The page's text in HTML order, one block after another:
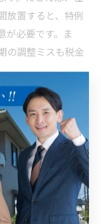
放置すると、特例
が必要です。ま
の調整ミスも税金
前から必要書類の
家と相談しながら
急ぐのではなく、
続きの流れ
握しておくこと